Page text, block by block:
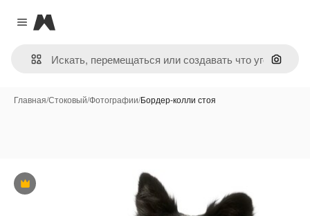
Close menu
Magnific
Поиск
Главная/Стоковый/Фотографии/Бордер-колли стоя
Премиум